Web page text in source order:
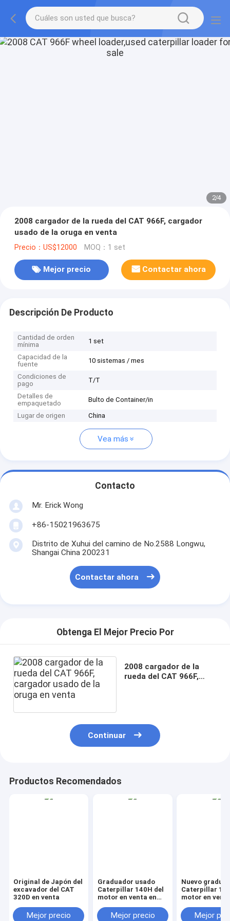
2/4
2008 cargador de la rueda del CAT 966F, cargador
usado de la oruga en venta
Precio：US$12000 MOQ：1 set
Mejor precio Contactar ahora
Descripción De Producto
Cantidad de orden
mínima
1 set
Capacidad de la
fuente
10 sistemas / mes
Condiciones de
pago
T/T
Detalles de
empaquetado
Bulto de Container/in
Lugar de origen China
Vea más
Contacto
Mr. Erick Wong
+86-15021963675
Distrito de Xuhui del camino de No.2588 Longwu,
Shangai China 200231
Contactar ahora
Obtenga El Mejor Precio Por
2008 cargador de la
rueda del CAT 966F,
Continuar
Productos Recomendados
Original de Japón del
excavador del CAT
320D en venta
Mejor precio
Graduador usado
Caterpillar 140H del
motor en venta en
Mejor precio
Nuevo
Caterpillar
motor en
Mejor